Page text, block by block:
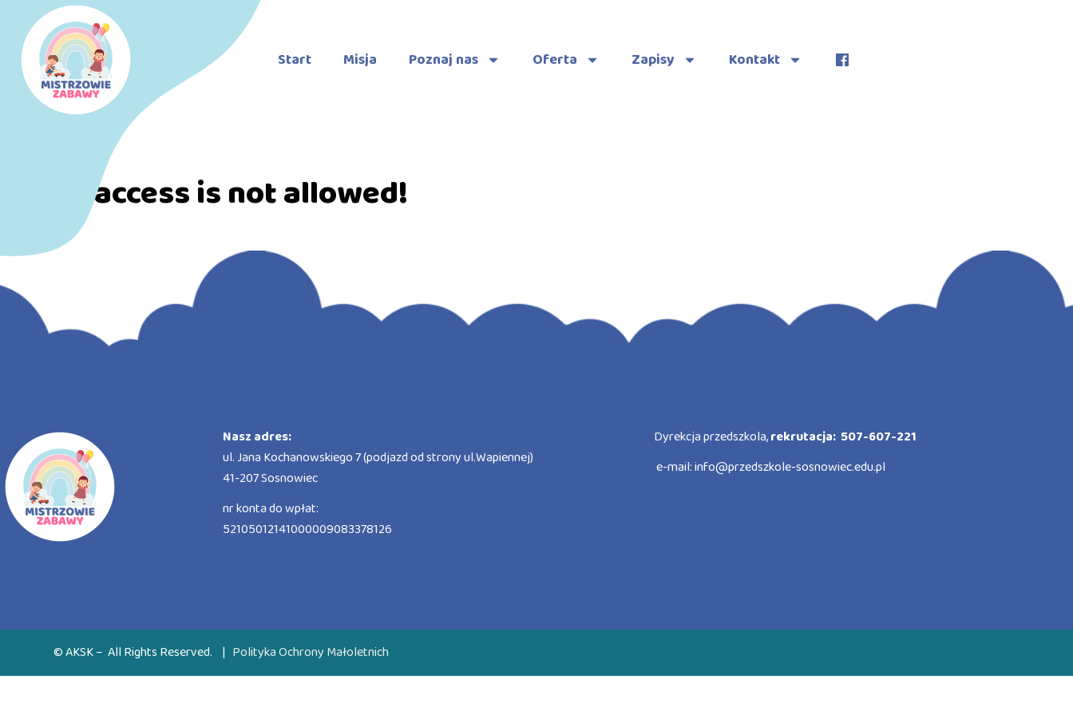
Start Misja Poznaj nas Oferta Zapisy Kontakt
Direct access is not allowed!
Nasz adres:
ul. Jana Kochanowskiego 7 (podjazd od strony ul.Wapiennej)
41-207 Sosnowiec
nr konta do wpłat:
52105012141000009083378126
Dyrekcja przedszkola,rekrutacja: 507-607-221
e-mail:info@przedszkole-sosnowiec.edu.pl
© AKSK – All Rights Reserved. | Polityka Ochrony Małoletnich